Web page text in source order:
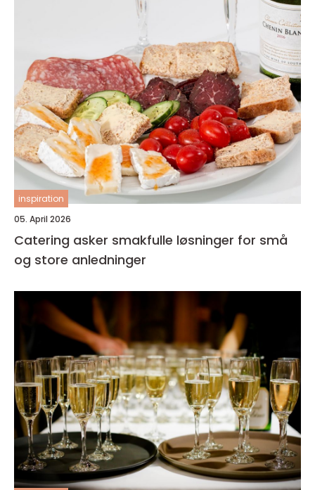
inspiration
05. April 2026
Catering asker smakfulle løsninger for små
og store anledninger